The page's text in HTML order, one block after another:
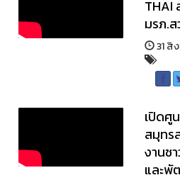
THAI
มรภ.
31 สิ
เปิดศู
สมุทร
งานช
และพั